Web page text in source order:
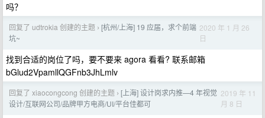
吗？
回复了 udtrokia 创建的主题 › [杭州/上海] 19 应届，求个前端
坑~
2020 年 1 月 26
日
找到合适的岗位了吗，要不要来 agora 看看? 联系邮箱
bGlud2VpamllQGFnb3JhLmlv
回复了 xiaocongcong 创建的主题 › [上海] 设计岗求内推—4 年视觉
设计/互联网公司/品牌甲方电商/UI/平台佳都可
2019 年 11
月 8 日